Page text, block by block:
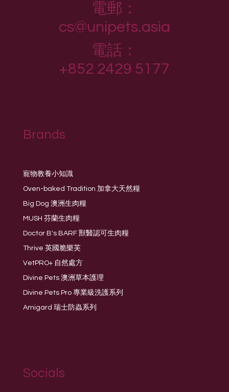
Brands
寵物教養小知識
Oven-baked Tradition 加拿大天然糧
Big Dog 澳洲生肉糧
MUSH 芬蘭生肉糧
Doctor B's BARF 獸醫認可生肉糧
Thrive 英國脆樂芙
VetPRO+ 自然處方
Divine Pets 澳洲草本護理
Divine Pets Pro 專業級洗護系列
Amigard 瑞士防蟲系列
Socials
電郵：
cs@unipets.asia
電話：
+852 2429 5177